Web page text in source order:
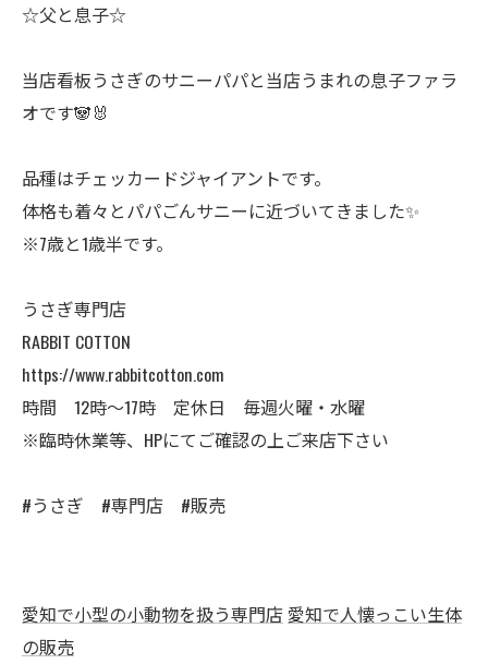
☆父と息子☆
当店看板うさぎのサニーパパと当店うまれの息子ファラ
オです🐼🐰
品種はチェッカードジャイアントです。
体格も着々とパパごんサニーに近づいてきました✨
※7歳と1歳半です。
うさぎ専門店
RABBIT COTTON
https://www.rabbitcotton.com
時間 12時〜17時 定休日 毎週火曜・水曜
※臨時休業等、HPにてご確認の上ご来店下さい
#うさぎ #専門店 #販売
愛知で小型の小動物を扱う専門店 愛知で人懐っこい生体
の販売